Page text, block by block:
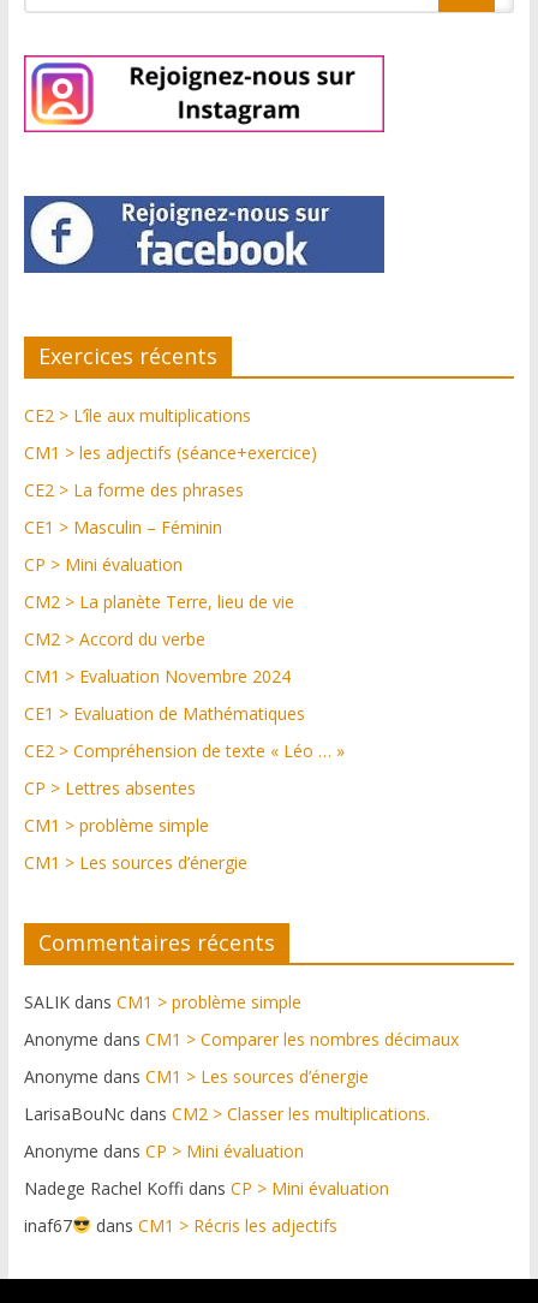
Exercices récents
CE2 > L’île aux multiplications
CM1 > les adjectifs (séance+exercice)
CE2 > La forme des phrases
CE1 > Masculin – Féminin
CP > Mini évaluation
CM2 > La planète Terre, lieu de vie
CM2 > Accord du verbe
CM1 > Evaluation Novembre 2024
CE1 > Evaluation de Mathématiques
CE2 > Compréhension de texte « Léo … »
CP > Lettres absentes
CM1 > problème simple
CM1 > Les sources d’énergie
Commentaires récents
SALIKdans CM1 > problème simple
Anonyme dans CM1 > Comparer les nombres décimaux
Anonyme dans CM1 > Les sources d’énergie
LarisaBouNcdans CM2 > Classer les multiplications.
Anonyme dans CP > Mini évaluation
Nadege Rachel Koffi dans CP > Mini évaluation
inaf67
dans CM1 > Récris les adjectifs